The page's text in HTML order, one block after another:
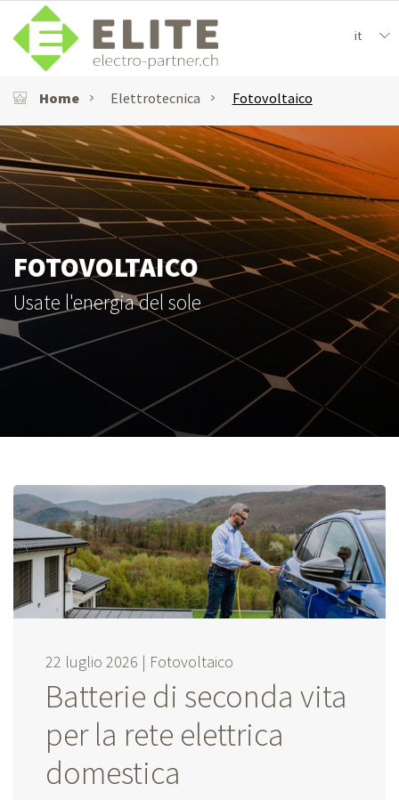
it
Home Elettrotecnica Fotovoltaico
FOTOVOLTAICO
Usate l'energia del sole
22 luglio 2026 | Fotovoltaico
Batterie di seconda vita
per la rete elettrica
domestica